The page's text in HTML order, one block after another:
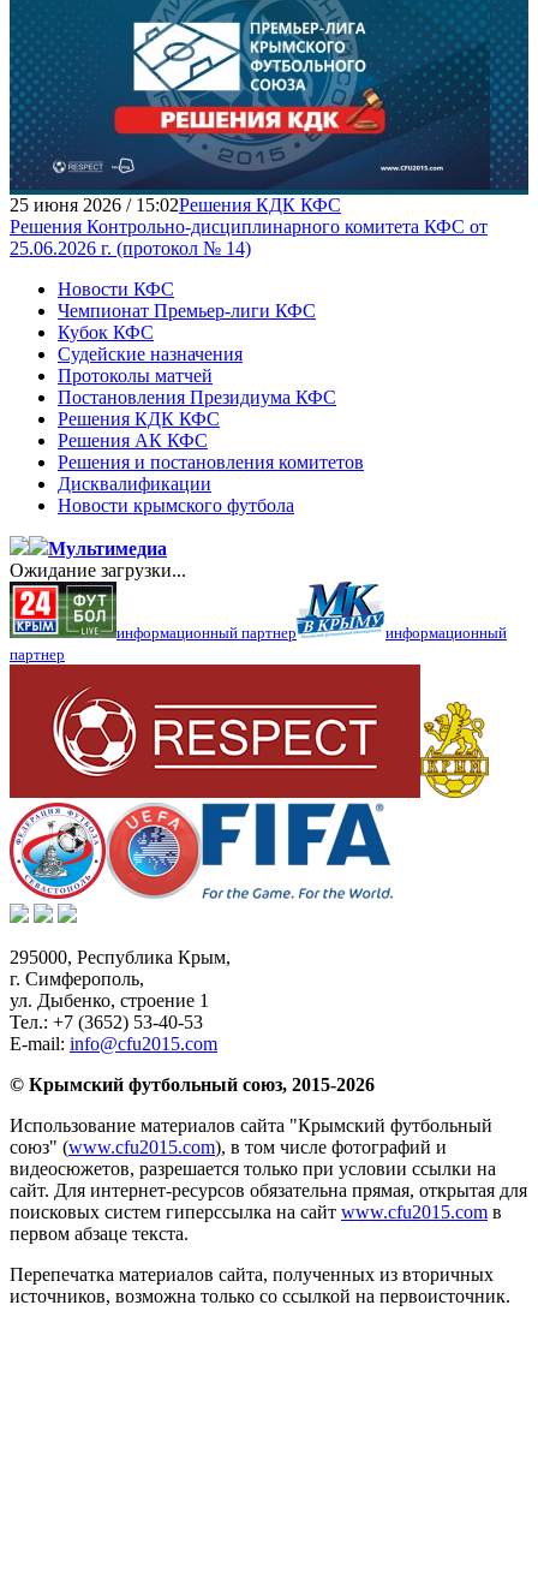
25 июня 2026 / 15:02Решения КДК КФС
Решения Контрольно-дисциплинарного комитета КФС от
25.06.2026 г. (протокол № 14)
Новости КФС
Чемпионат Премьер-лиги КФС
Кубок КФС
Судейские назначения
Протоколы матчей
Постановления Президиума КФС
Решения КДК КФС
Решения АК КФС
Решения и постановления комитетов
Дисквалификации
Новости крымского футбола
Мультимедиа
Ожидание загрузки...
информационный партнер
информационный
партнер
295000, Республика Крым,
г. Симферополь,
ул. Дыбенко, строение 1
Тел.: +7 (3652) 53-40-53
E-mail: info@cfu2015.com
© Крымский футбольный союз, 2015-2026
Использование материалов сайта "Крымский футбольный
союз" (www.cfu2015.com), в том числе фотографий и
видеосюжетов, разрешается только при условии ссылки на
сайт. Для интернет-ресурсов обязательна прямая, открытая для
поисковых систем гиперссылка на сайт www.cfu2015.com в
первом абзаце текста.
Перепечатка материалов сайта, полученных из вторичных
источников, возможна только со ссылкой на первоисточник.